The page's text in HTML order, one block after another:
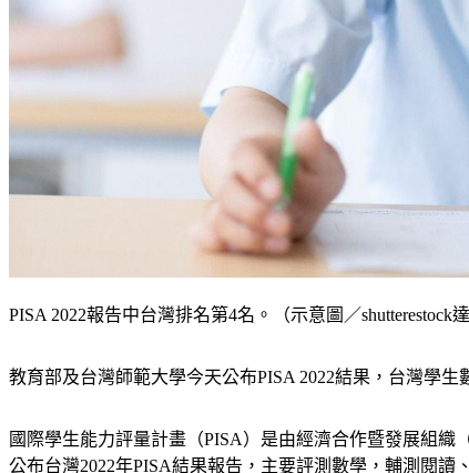
PISA 2022報告中台灣排名第4名。（示意圖／shutterestock
教育部及台灣師範大學今天公布PISA 2022結果，台灣學
國際學生能力評量計畫（PISA）是由經濟合作暨發展組
公布台灣2022年PISA結果報告，主要評測數學，輔測閱讀